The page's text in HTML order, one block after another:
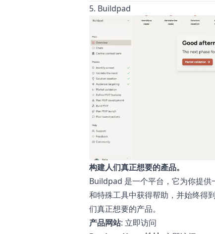
5. Buildpad
构建人们真正想要的產品。
Buildpad 是一个平台，它为你提
和特殊工具中获得帮助，并始终得
们真正想要的产品。
产品网站: 立即访问